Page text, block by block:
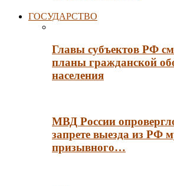
ГОСУДАРСТВО
Главы субъектов РФ
планы гражданской
населения
МВД России
запрете выезда из РФ
призывного…